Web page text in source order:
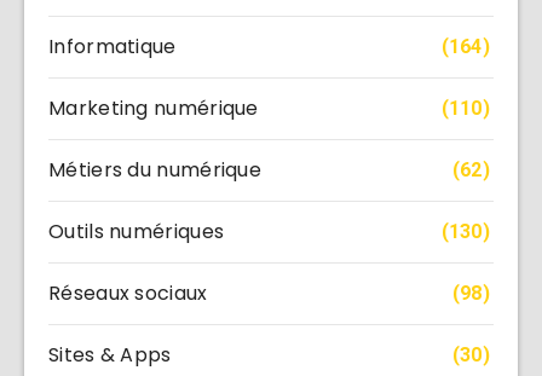
Informatique (164)
Marketing numérique (110)
Métiers du numérique (62)
Outils numériques (130)
Réseaux sociaux (98)
Sites & Apps (30)